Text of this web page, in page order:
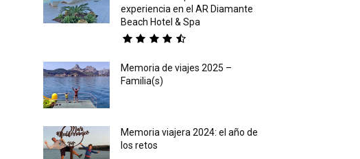
experiencia en el AR Diamante
Beach Hotel & Spa
Memoria de viajes 2025 –
Familia(s)
Memoria viajera 2024: el año de
los retos